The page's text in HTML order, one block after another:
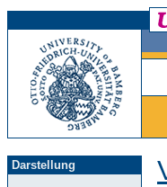
Darstellung